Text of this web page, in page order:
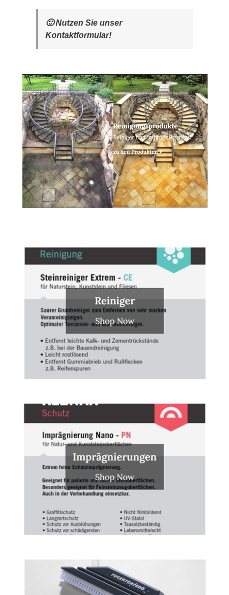
🙂 Nutzen Sie unser
Kontaktformular!